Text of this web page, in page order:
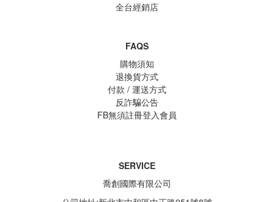
全台經銷店
FAQS
購物須知
退換貨方式
付款 / 運送方式
反詐騙公告
FB無須註冊登入會員
SERVICE
喬創國際有限公司